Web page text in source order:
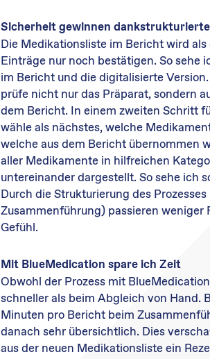
Sicherheit gewinnen
Die Medikationsliste im Bericht wird
Einträge nur noch bestätigen. So sehe
im Bericht und die digitalisierte
prüfe nicht nur das Präparat, sondern
dem Bericht. In einem zweiten Schritt
wähle als nächstes, welche
welche aus dem Bericht übernommen
aller Medikamente in hilfreichen
untereinander dargestellt. So sehe ich
Durch die Strukturierung des
Zusammenführung) passieren weniger
Gefühl.
Mit BlueMedication spare ich Zeit
Obwohl der Prozess mit
schneller als beim Abgleich von Hand.
Minuten pro Bericht beim
danach sehr übersichtlich. Dies
aus der neuen Medikationsliste ein